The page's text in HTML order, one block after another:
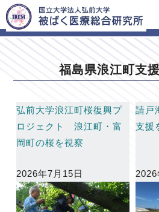
HOME 福島県浪江町支援活動一覧
福島県浪江町支
弘前大学浪江町桜復興プ
ロジェクト 浪江町・富
岡町の桜を視察
2026年7月15日
請戸
支援
2026